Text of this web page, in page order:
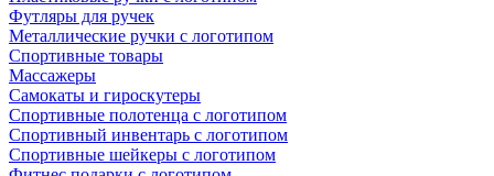
Футляры для ручек
Металлические ручки с логотипом
Спортивные товары
Массажеры
Самокаты и гироскутеры
Спортивные полотенца с логотипом
Спортивный инвентарь с логотипом
Спортивные шейкеры с логотипом